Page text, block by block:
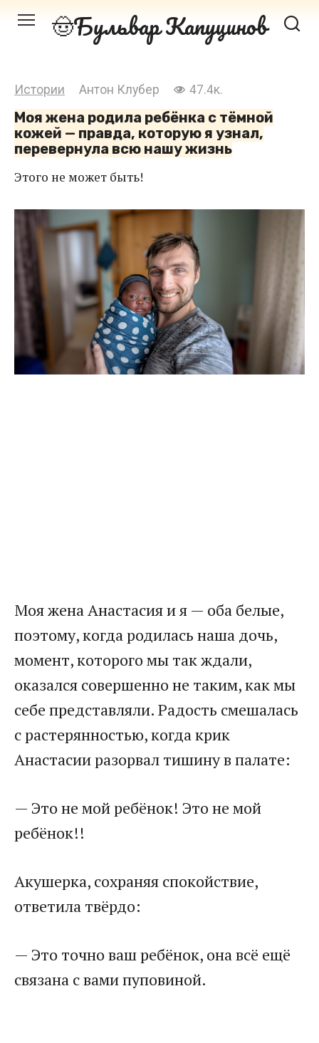
Перейти Бульвар Капуцинов
Истории Антон Клубер 47.4к.
Моя жена родила ребёнка с тёмной
кожей — правда, которую я узнал,
перевернула всю нашу жизнь
Этого не может быть!
Моя жена Анастасия и я — оба белые,
поэтому, когда родилась наша дочь,
момент, которого мы так ждали,
оказался совершенно не таким, как мы
себе представляли. Радость смешалась
с растерянностью, когда крик
Анастасии разорвал тишину в палате:
— Это не мой ребёнок! Это не мой
ребёнок!!
Акушерка, сохраняя спокойствие,
ответила твёрдо:
— Это точно ваш ребёнок, она всё ещё
связана с вами пуповиной.